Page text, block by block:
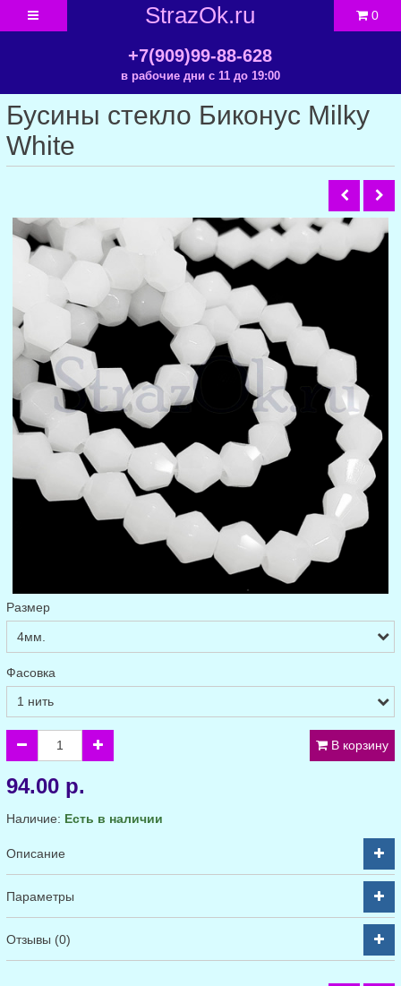
StrazOk.ru
+7(909)99-88-628
в рабочие дни с 11 до 19:00
0
Бусины стекло Биконус Milky
White
Размер
Фасовка
В корзину
94.00 р.
Наличие: Есть в наличии
Описание
Параметры
Отзывы (0)